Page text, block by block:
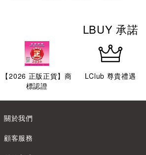
LBUY 承諾
【2026 正版正貨】商
標認證
LClub 尊貴禮遇
關於我們
顧客服務